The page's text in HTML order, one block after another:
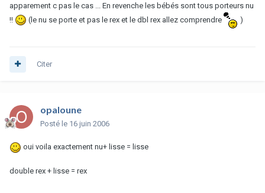
apparement c pas le cas ... En revenche les bébés sont tous porteurs nu
!!
(le nu se porte et pas le rex et le dbl rex allez comprendre )
Citer
opaloune
Posté le 16 juin 2006
oui voila exactement nu+ lisse = lisse
double rex + lisse = rex